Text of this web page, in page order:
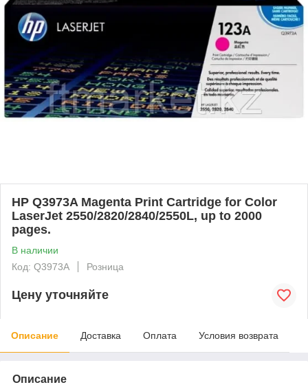
HP Q3973A Magenta Print Cartridge for Color
LaserJet 2550/2820/2840/2550L, up to 2000
pages.
В наличии
Код: Q3973A
Розница
Цену уточняйте
Описание Доставка Оплата Условия возврата
Описание